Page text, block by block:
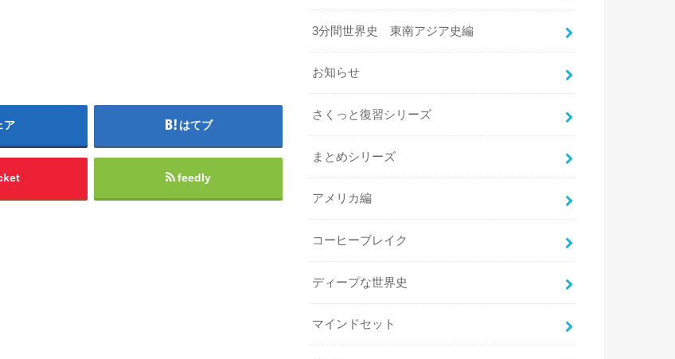
ア はてブ
feedly
3分間世界史 東南アジア史編
お知らせ
さくっと復習シリーズ
まとめシリーズ
アメリカ編
コーヒーブレイク
ディープな世界史
マインドセット